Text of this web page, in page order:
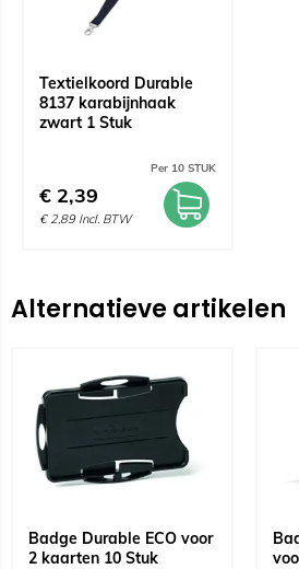
Textielkoord Durable
8137 karabijnhaak
zwart 1 Stuk
Per 10 STUK
€ 2,39
€ 2,89 Incl. BTW
Alternatieve artikelen
Badge Durable ECO voor
2 kaarten 10 Stuk